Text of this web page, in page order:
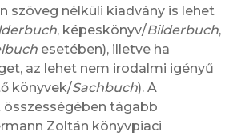
szöveg nélküli kiadvány is lehet
, képeskönyv/Bilderbuch,
esetében), illetve ha
az lehet nem irodalmi igényű
könyvek/Sachbuch). A
tágabb
Zoltán könyvpiaci